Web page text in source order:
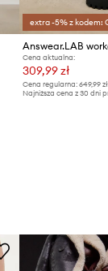
extra -5% z kodem:
Answear.LAB
Cena aktualna:
309,99 zł
Cena regularna: 649,99 zł
Najniższa cena z 30 dni